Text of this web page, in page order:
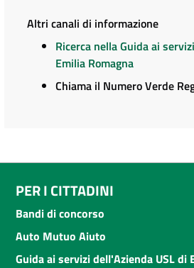
Altri canali di informazione
Ricerca nella Guida ai
Emilia Romagna
Chiama il Numero Verde
PER I CITTADINI
Bandi di concorso
Auto Mutuo Aiuto
Guida ai servizi dell'Azienda USL di